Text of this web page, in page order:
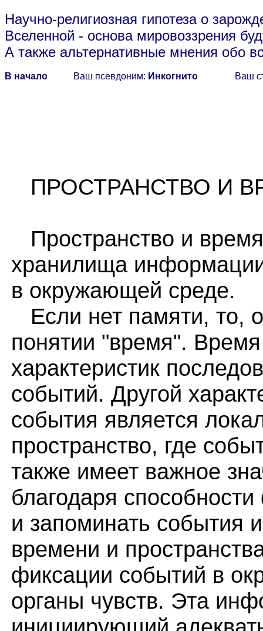
Научно-религиозная гипотеза о
Вселенной - основа мировоззрения
А также альтернативные мнения обо
В начало Ваш псевдоним: Инкогнито Ваш
ПРОСТРАНСТВО И
Пространство и
хранилища
в окружающей среде.
Если нет памяти, то,
понятии "время".
характеристик
событий. Другой
события является
пространство, где
также имеет важное
благодаря
и запоминать события
времени и
фиксации событий в
органы чувств. Эта